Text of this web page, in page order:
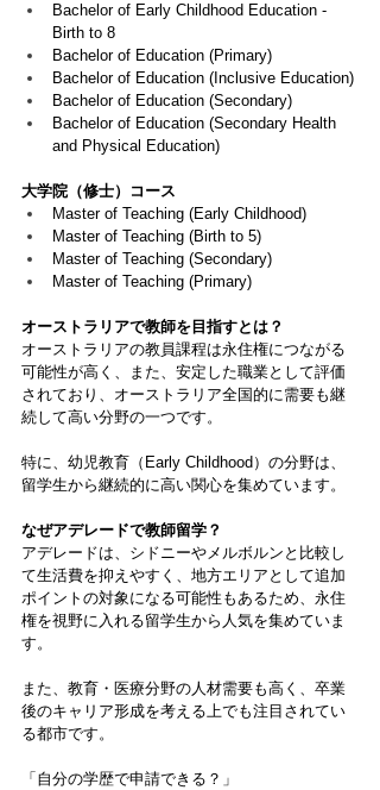
Bachelor of Early Childhood Education -
Birth to 8
Bachelor of Education (Primary)
Bachelor of Education (Inclusive Education)
Bachelor of Education (Secondary)
Bachelor of Education (Secondary Health
and Physical Education)
大学院（修士）コース
Master of Teaching (Early Childhood)
Master of Teaching (Birth to 5)
Master of Teaching (Secondary)
Master of Teaching (Primary)
オーストラリアで教師を目指すとは？
オーストラリアの教員課程は永住権につながる
可能性が高く、また、安定した職業として評価
されており、オーストラリア全国的に需要も継
続して高い分野の一つです。
特に、幼児教育（Early Childhood）の分野は、
留学生から継続的に高い関心を集めています。
なぜアデレードで教師留学？
アデレードは、シドニーやメルボルンと比較し
て生活費を抑えやすく、地方エリアとして追加
ポイントの対象になる可能性もあるため、永住
権を視野に入れる留学生から人気を集めていま
す。
また、教育・医療分野の人材需要も高く、卒業
後のキャリア形成を考える上でも注目されてい
る都市です。
「自分の学歴で申請できる？」